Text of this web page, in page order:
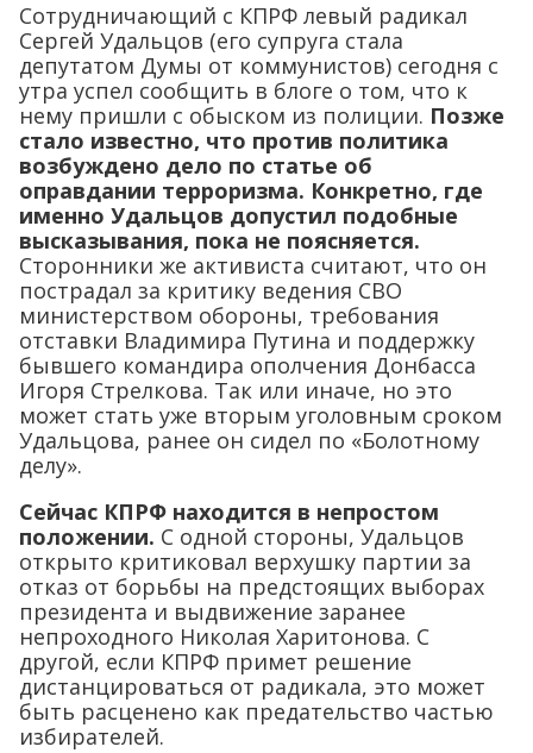
Сотрудничающий с КПРФ левый радикал
Сергей Удальцов (его супруга стала
депутатом Думы от коммунистов) сегодня с
утра успел сообщить в блоге о том, что к
нему пришли с обыском из полиции. Позже
стало известно, что против политика
возбуждено дело по статье об
оправдании терроризма. Конкретно, где
именно Удальцов допустил подобные
высказывания, пока не поясняется.
Сторонники же активиста считают, что он
пострадал за критику ведения СВО
министерством обороны, требования
отставки Владимира Путина и поддержку
бывшего командира ополчения Донбасса
Игоря Стрелкова. Так или иначе, но это
может стать уже вторым уголовным сроком
Удальцова, ранее он сидел по «Болотному
делу».
Сейчас КПРФ находится в непростом
положении. С одной стороны, Удальцов
открыто критиковал верхушку партии за
отказ от борьбы на предстоящих выборах
президента и выдвижение заранее
непроходного Николая Харитонова. С
другой, если КПРФ примет решение
дистанцироваться от радикала, это может
быть расценено как предательство частью
избирателей.